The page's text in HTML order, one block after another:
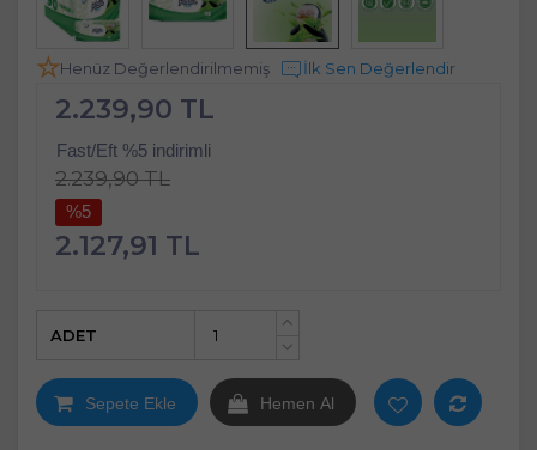
Henüz Değerlendirilmemiş İlk Sen Değerlendir
2.239,90 TL
Fast/Eft %5 indirimli
2.239,90 TL
%5
2.127,91 TL
+
ADET
Sepete Ekle Hemen Al